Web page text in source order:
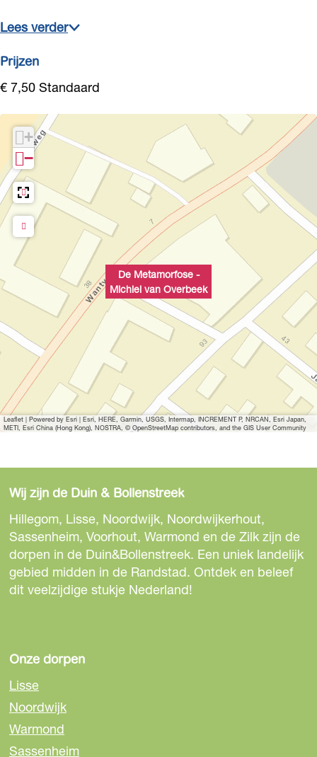
k
eb
k
k
r
e
k
Lees verder
Prijzen
€ 7,50 Standaard
De Metamorfose -
Michiel van Overbeek
+
−
Leaflet | Powered by Esri | Esri, HERE, Garmin, USGS, Intermap, INCREMENT P, NRCAN, Esri Japan,
METI, Esri China (Hong Kong), NOSTRA, © OpenStreetMap contributors, and the GIS User Community
Wij zijn de Duin & Bollenstreek
Hillegom, Lisse, Noordwijk, Noordwijkerhout,
Sassenheim, Voorhout, Warmond en de Zilk zijn de
dorpen in de Duin&Bollenstreek. Een uniek landelijk
gebied midden in de Randstad. Ontdek en beleef
dit veelzijdige stukje Nederland!
Onze dorpen
Lisse
Noordwijk
Warmond
Sassenheim